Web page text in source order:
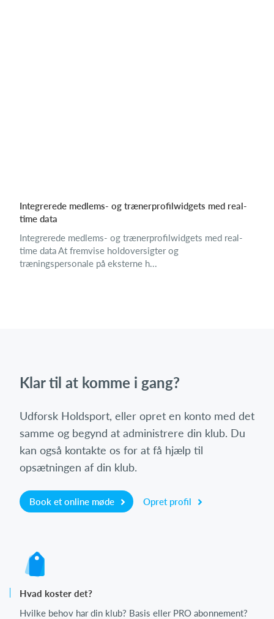
Integrerede medlems- og trænerprofilwidgets med real-
time data
Integrerede medlems- og trænerprofilwidgets med real-
time data At fremvise holdoversigter og
træningspersonale på eksterne h...
Klar til at komme i gang?
Udforsk Holdsport, eller opret en konto med det
samme og begynd at administrere din klub. Du
kan også kontakte os for at få hjælp til
opsætningen af din klub.
Book et online møde Opret profil
Hvad koster det?
Hvilke behov har din klub? Basis eller PRO abonnement?